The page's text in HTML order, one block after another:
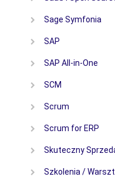
Sage Symfonia
SAP
SAP All-in-One
SCM
Scrum
Scrum for ERP
Skuteczny
Szkolenia /